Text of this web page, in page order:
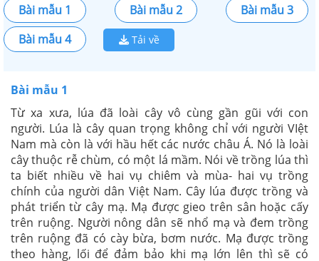
Bài mẫu 1 Bài mẫu 2
Bài mẫu 3
Bài mẫu 4
Tải về
Bài mẫu 1
Từ xa xưa, lúa đã loài cây vô cùng gần gũi với con
người. Lúa là cây quan trọng không chỉ với người VIệt
Nam mà còn là với hầu hết các nước châu Á. Nó là loài
cây thuộc rễ chùm, có một lá mầm. Nói về trồng lúa thì
ta biết nhiều về hai vụ chiêm và mùa- hai vụ trồng
chính của người dân Việt Nam. Cây lúa được trồng và
phát triển từ cây mạ. Mạ được gieo trên sân hoặc cấy
trên ruộng. Người nông dân sẽ nhổ mạ và đem trồng
trên ruộng đã có cày bừa, bơm nước. Mạ được trồng
theo hàng, lối để đảm bảo khi mạ lớn lên thì sẽ có